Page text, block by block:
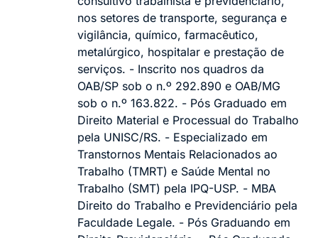
nos setores de transporte, segurança e
vigilância, químico, farmacêutico,
metalúrgico, hospitalar e prestação de
serviços. - Inscrito nos quadros da
OAB/SP sob o n.º 292.890 e OAB/MG
sob o n.º 163.822. - Pós Graduado em
Direito Material e Processual do Trabalho
pela UNISC/RS. - Especializado em
Transtornos Mentais Relacionados ao
Trabalho (TMRT) e Saúde Mental no
Trabalho (SMT) pela IPQ-USP. - MBA
Direito do Trabalho e Previdenciário pela
Faculdade Legale. - Pós Graduando em